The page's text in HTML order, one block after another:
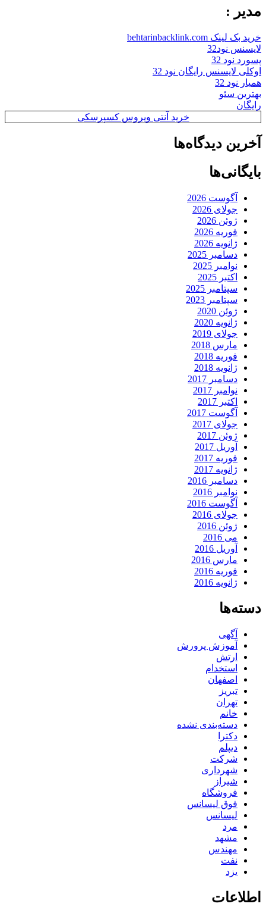
مدیر :
خرید بک لینک behtarinbacklink.com
لایسنس نود32
پسورد نود 32
اوکلی لایسنس رایگان نود 32
همیار نود 32
بهترین سئو
رایگان
خرید آنتی ویروس کسپرسکی
آخرین دیدگاه‌ها
بایگانی‌ها
آگوست 2026
جولای 2026
ژوئن 2026
فوریه 2026
ژانویه 2026
دسامبر 2025
نوامبر 2025
اکتبر 2025
سپتامبر 2025
سپتامبر 2023
ژوئن 2020
ژانویه 2020
جولای 2019
مارس 2018
فوریه 2018
ژانویه 2018
دسامبر 2017
نوامبر 2017
اکتبر 2017
آگوست 2017
جولای 2017
ژوئن 2017
آوریل 2017
فوریه 2017
ژانویه 2017
دسامبر 2016
نوامبر 2016
آگوست 2016
جولای 2016
ژوئن 2016
می 2016
آوریل 2016
مارس 2016
فوریه 2016
ژانویه 2016
دسته‌ها
آگهی
آموزش پرورش
ارتش
استخدام
اصفهان
تبریز
تهران
خانم
دسته‌بندی نشده
دکترا
دیپلم
شرکت
شهرداری
شیراز
فروشگاه
فوق لیسانس
لیسانس
مرد
مشهد
مهندس
نفت
یزد
اطلاعات